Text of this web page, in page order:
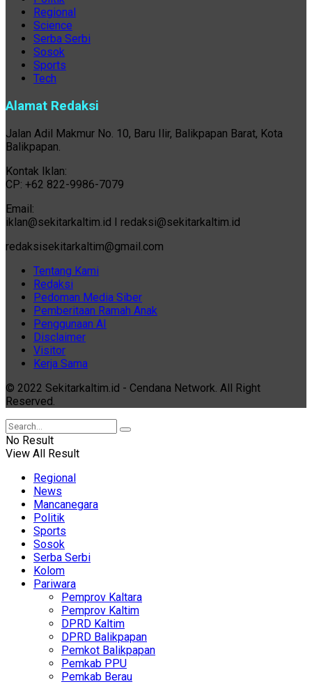
Regional
Science
Serba Serbi
Sosok
Sports
Tech
Alamat Redaksi
Jalan Adil Makmur No. 10, Baru Ilir, Balikpapan Barat, Kota
Balikpapan.
Kontak Iklan:
CP: +62 822-9986-7079
Email:
iklan@sekitarkaltim.id I redaksi@sekitarkaltim.id
redaksisekitarkaltim@gmail.com
Tentang Kami
Redaksi
Pedoman Media Siber
Pemberitaan Ramah Anak
Penggunaan AI
Disclaimer
Visitor
Kerja Sama
© 2022 Sekitarkaltim.id - Cendana Network. All Right
Reserved.
No Result
View All Result
Regional
News
Mancanegara
Politik
Sports
Sosok
Serba Serbi
Kolom
Pariwara
Pemprov Kaltara
Pemprov Kaltim
DPRD Kaltim
DPRD Balikpapan
Pemkot Balikpapan
Pemkab PPU
Pemkab Berau